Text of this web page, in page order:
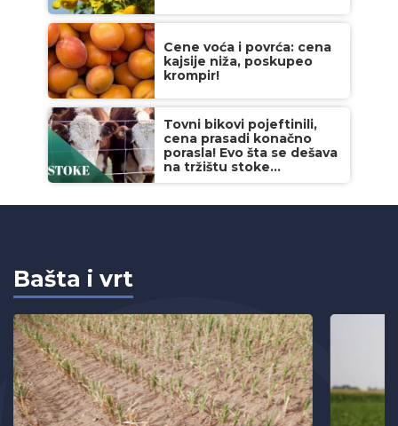
Cene voća i povrća: cena
kajsije niža, poskupeo
krompir!
Tovni bikovi pojeftinili,
cena prasadi konačno
porasla! Evo šta se dešava
na tržištu stoke...
Bašta i vrt